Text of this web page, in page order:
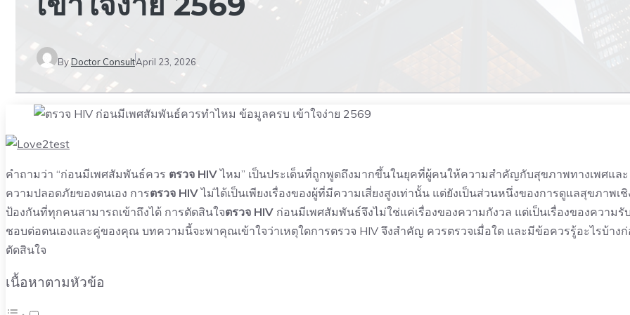
ByDoctor ConsultApril 23, 2026
คำถามว่า “ก่อนมีเพศสัมพันธ์ควร ตรวจ HIVไหม” เป็นประเด็นที่ถูกพูดถึงมากขึ้นในยุคที่ผู้คนให้ความสำคัญกับสุขภาพทางเพศและ
ความปลอดภัยของตนเอง การตรวจ HIVไม่ได้เป็นเพียงเรื่องของผู้ที่มีความเสี่ยงสูงเท่านั้น แต่ยังเป็นส่วนหนึ่งของการดูแลสุขภาพเชิ
ป้องกันที่ทุกคนสามารถเข้าถึงได้ การตัดสินใจตรวจ HIV ก่อนมีเพศสัมพันธ์จึงไม่ใช่แค่เรื่องของความกังวล แต่เป็นเรื่องของความรั
ชอบต่อตนเองและคู่ของคุณ บทความนี้จะพาคุณเข้าใจว่าเหตุใดการตรวจ HIV จึงสำคัญ ควรตรวจเมื่อใด และมีข้อควรรู้อะไรบ้าง
ตัดสินใจ
เนื้อหาตามหัวข้อ